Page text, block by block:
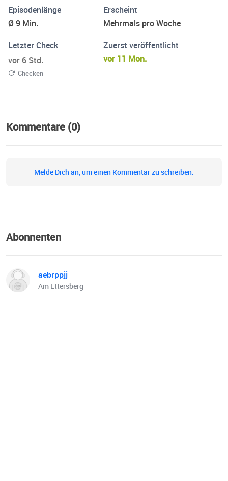
Episodenlänge
Ø 9 Min.
Erscheint
Mehrmals pro Woche
Letzter Check
vor 6 Std.
Checken
Zuerst veröffentlicht
vor 11 Mon.
Kommentare (0)
Melde Dich an, um einen Kommentar zu schreiben.
Abonnenten
aebrppjj
Am Ettersberg